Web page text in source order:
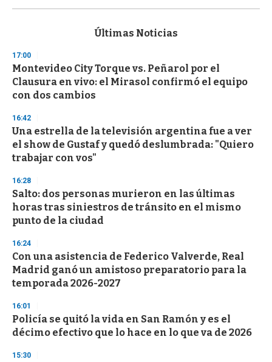
s
d
s
o
f
3
s
e
c
o
n
Últimas Noticias
17:00
Montevideo City Torque vs. Peñarol por el
Clausura en vivo: el Mirasol confirmó el equipo
con dos cambios
16:42
Una estrella de la televisión argentina fue a ver
el show de Gustaf y quedó deslumbrada: "Quiero
trabajar con vos"
16:28
Salto: dos personas murieron en las últimas
horas tras siniestros de tránsito en el mismo
punto de la ciudad
16:24
Con una asistencia de Federico Valverde, Real
Madrid ganó un amistoso preparatorio para la
temporada 2026-2027
16:01
Policía se quitó la vida en San Ramón y es el
décimo efectivo que lo hace en lo que va de 2026
15:30